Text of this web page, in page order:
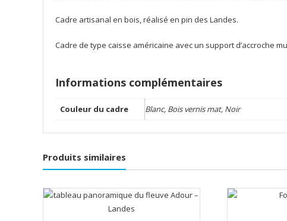
Cadre artisanal en bois, réalisé en pin des Landes.
Cadre de type caisse américaine avec un support d’accroche
Informations complémentaires
Couleur du cadre Blanc, Bois vernis mat, Noir
Produits similaires